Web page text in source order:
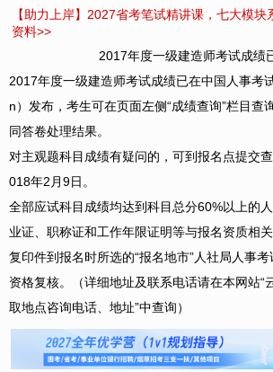
【助力上岸】2027省考笔试精讲课，七大模
资料>>
2017年度一级建造师考试成绩
2017年度一级建造师考试成绩已在中国人事考
n）发布，考生可在页面左侧“成绩查询”栏目查
同答卷处理结果。
对主观题科目成绩有疑问的，可到报名点提交
018年2月9日。
全部应试科目成绩均达到科目总分60%以上的
业证、职称证和工作年限证明等与报名资质相
复印件到报名时所选的“报名地市”人社局人事
资格复核。（详细地址及联系电话请在本网站“
取地点咨询电话、地址”中查询）